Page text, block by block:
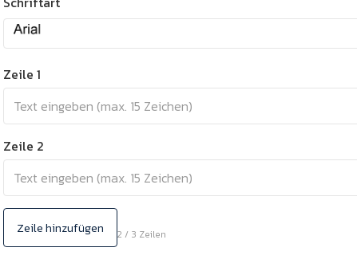
Zeile 1
Zeile 2
Zeile hinzufügen 2 / 3 Zeilen